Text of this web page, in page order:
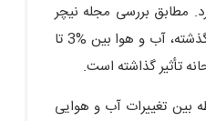
مطابق بررسی مجله نیچر
در 12 ژوئن 2019 در قرن گذشته، آب و هوا بین %3 تا
بین تغییرات آب و هوایی